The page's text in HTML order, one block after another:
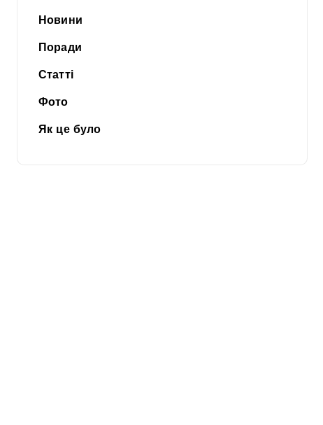
Новини
Поради
Статті
Фото
Як це було